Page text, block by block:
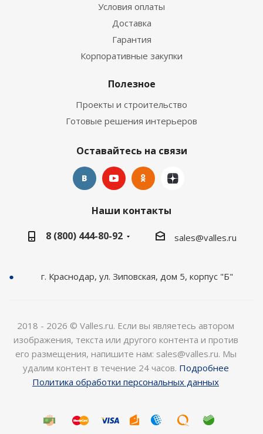
Условия оплаты
Доставка
Гарантия
Корпоративные закупки
Полезное
Проекты и строительство
Готовые решения интерьеров
Оставайтесь на связи
Наши контакты
8 (800) 444-80-92
sales@valles.ru
г. Краснодар, ул. Зиповская, дом 5, корпус "Б"
2018 - 2026 © Valles.ru. Если вы являетесь автором
изображения, текста или другого контента и против
его размещения, напишите нам: sales@valles.ru. Мы
удалим контент в течение 24 часов. Подробнее
Политика обработки персональных данных